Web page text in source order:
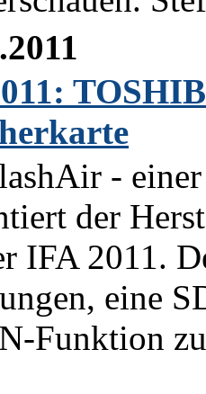
-
der
IFA 2011.
eine
Funktion